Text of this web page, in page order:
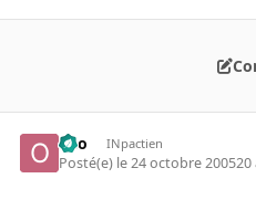
olio INpactien
Posté(e) le 24 octobre 200520